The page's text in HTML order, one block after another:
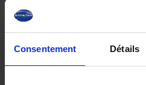
Consentement Détails
41 490€
ou à partir de681.06 €/mois